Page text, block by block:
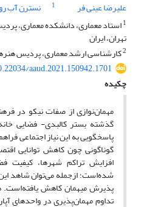
علیرضا عینی فر
1 نسترن آب
1استاد معماری، دانشکده معماری،
تهران، ایران
2کارشناسی ارشد معماری، پردیس
aaud.2021.150942.1701
چکیده
مهمان‌نوازی از صفات نیکو در
گذشته بستر کالبدی- فضایی
پاسخگویی به این نیاز اجتماعی
گوناگونی چون کاهش توانایی
افزایش تراکم شهرها، کیفیت
شده‌است؛ ازجمله می‌توان شاهد
پذیرش میهمان کاهش
تداوم مهمان‌پذیری در واحدهای